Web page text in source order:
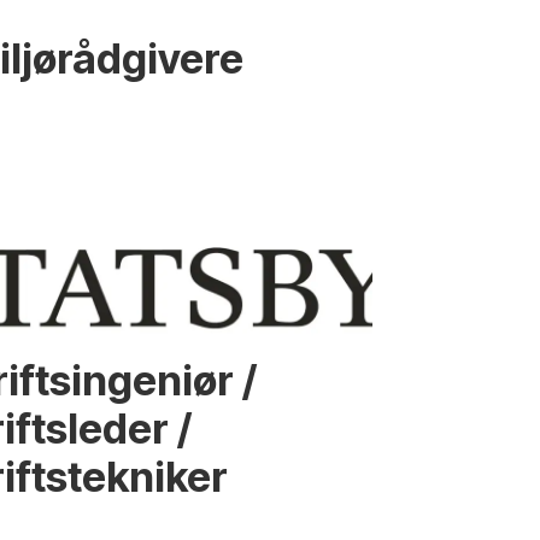
/
/